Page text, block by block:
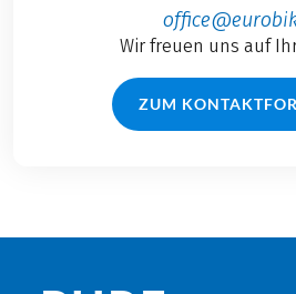
Wir freuen uns auf
ZUM